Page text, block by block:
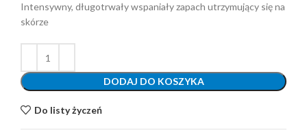
Intensywny, długotrwały wspaniały zapach utrzymujący się na
skórze
DODAJ DO KOSZYKA
Do listy życzeń